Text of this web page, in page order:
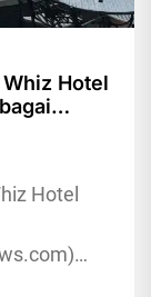
Hotel
Hotel